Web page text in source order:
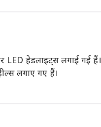
LED हेडलाइट्स लगाई गई हैं।
लगाए गए हैं।